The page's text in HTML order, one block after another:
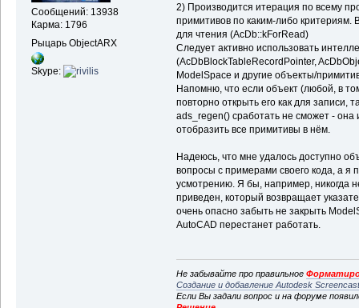
Сообщений: 13938
Карма: 1796
Рыцарь ObjectARX
Skype:
2) Производится итерация по всему
примитивов по каким-либо критериям.
для чтения (AcDb::kForRead)
Следует активно использовать
(AcDbBlockTableRecordPointer,
ModelSpace и другие объекты/
Напомню, что если объект (любой, в
повторно открыть его как для записи,
ads_regen() сработать не сможет -
отобразить все примитивы в нём.
Надеюсь, что мне удалось доступно
вопросы с примерами своего кода, а я
усмотрению. Я бы, например, никогда
приведен, который возвращает
очень опасно забыть не закрыть
AutoCAD перестанет работать.
Не забывайте про правильное
Создание и добавление Autodesk
Если Вы задали вопрос и на форуме